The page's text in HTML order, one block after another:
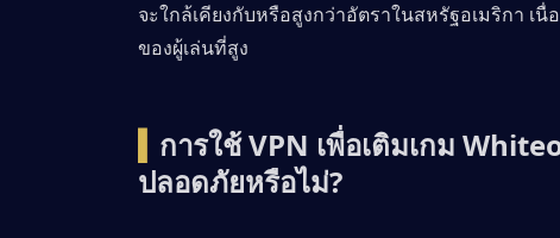
จะใกล้เคียงกับหรือสูงกว่าอัตราในสหรัฐอเมริกา เ
ของผู้เล่นที่สูง
การใช้ VPN เพื่อเติมเกม
ปลอดภัยหรือไม่?